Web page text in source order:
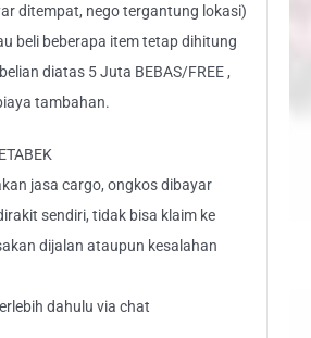
ditempat, nego tergantung lokasi)
beli beberapa item tetap dihitung
diatas 5 Juta BEBAS/FREE ,
tambahan.
jasa cargo, ongkos dibayar
sendiri, tidak bisa klaim ke
dijalan ataupun kesalahan
dahulu via chat